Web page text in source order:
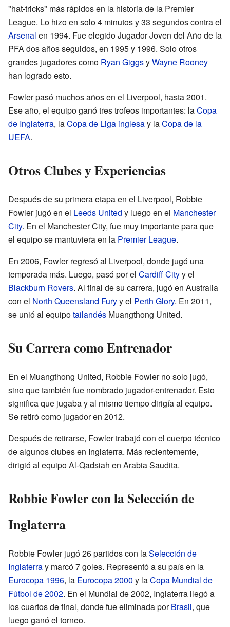
"hat-tricks" más rápidos en la historia de la Premier
League. Lo hizo en solo 4 minutos y 33 segundos contra el
Arsenal en 1994. Fue elegido Jugador Joven del Año de la
PFA dos años seguidos, en 1995 y 1996. Solo otros
grandes jugadores como Ryan GiggsyWayne Rooney
han logrado esto.
Fowler pasó muchos años en el Liverpool, hasta 2001.
Ese año, el equipo ganó tres trofeos importantes: laCopa
de Inglaterra, laCopa de Liga inglesay laCopa de la
UEFA.
Otros Clubes y Experiencias
Después de su primera etapa en el Liverpool, Robbie
Fowler jugó en el Leeds United y luego en el Manchester
City. En el Manchester City, fue muy importante para que
el equipo se mantuviera en la Premier League.
En 2006, Fowler regresó al Liverpool, donde jugó una
temporada más. Luego, pasó por el Cardiff Cityy el
Blackburn Rovers. Al final de su carrera, jugó en Australia
con el North Queensland Furyy el Perth Glory. En 2011,
se unió al equipotailandés Muangthong United.
Su Carrera como Entrenador
En el Muangthong United, Robbie Fowler no solo jugó,
sino que también fue nombrado jugador-entrenador. Esto
significa que jugaba y al mismo tiempo dirigía al equipo.
Se retiró como jugador en 2012.
Después de retirarse, Fowler trabajó con el cuerpo técnico
de algunos clubes en Inglaterra. Más recientemente,
dirigió al equipo Al-Qadsiah en Arabia Saudita.
Robbie Fowler con la Selección de
Inglaterra
Robbie Fowler jugó 26 partidos con laSelección de
Inglaterray marcó 7 goles. Representó a su país en la
Eurocopa 1996, la Eurocopa 2000 y laCopa Mundial de
Fútbol de 2002. En el Mundial de 2002, Inglaterra llegó a
los cuartos de final, donde fue eliminada porBrasil, que
luego ganó el torneo.